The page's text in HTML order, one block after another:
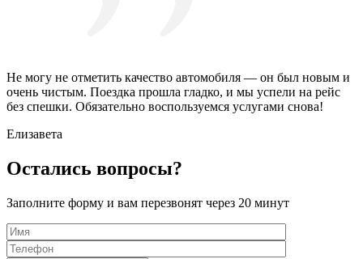
Не могу не отметить качество автомобиля — он был новым и
очень чистым. Поездка прошла гладко, и мы успели на рейс
без спешки. Обязательно воспользуемся услугами снова!
Елизавета
Остались вопросы?
Заполните форму и вам перезвонят через 20 минут